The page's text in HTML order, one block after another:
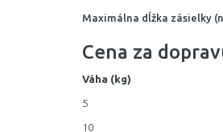
Maximálna dĺžka zásielky
Cena za
Váha (kg)
5
10